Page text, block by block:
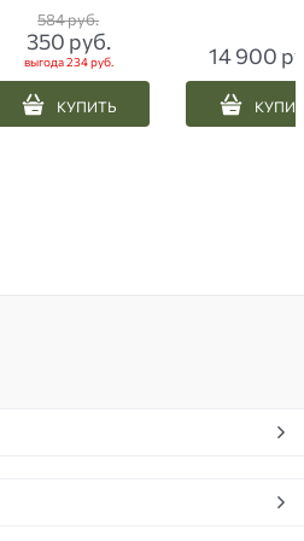
584 руб.
350 руб.
выгода234 руб.
КУПИТЬ
14 900